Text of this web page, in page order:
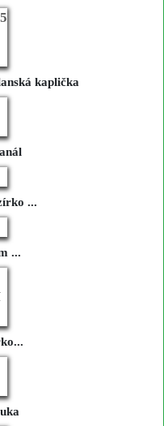
kaplička
...
...